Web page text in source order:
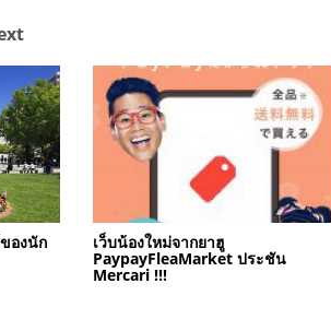
องนัก เว็บน้องใหม่จากยาฮู
PaypayFleaMarket ประชัน
Mercari !!!